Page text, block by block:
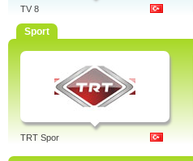
TV 8
Sport
TRT Spor